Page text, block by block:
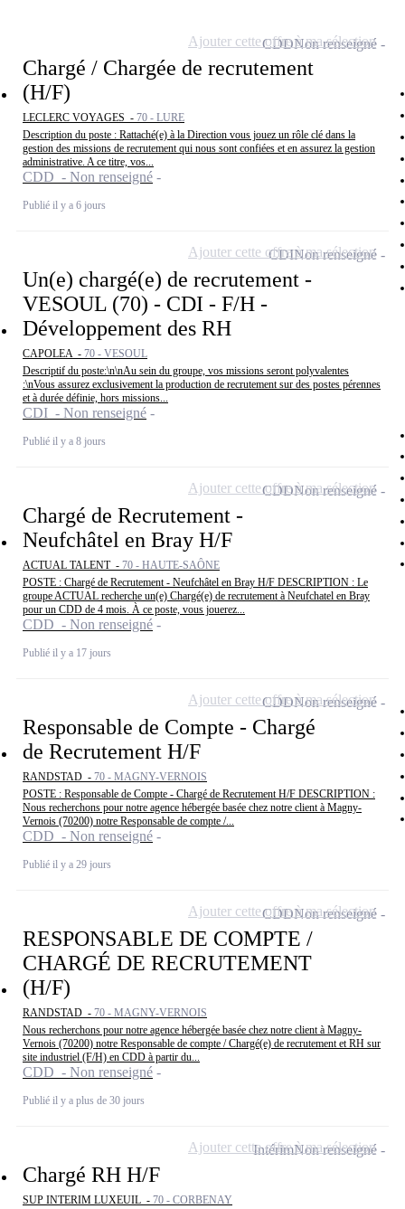
Chargé / Chargée de recrutement
(H/F)
LECLERC VOYAGES - 70 - LURE
Description du poste : Rattaché(e) à la Direction vous jouez un rôle clé dans la
gestion des missions de recrutement qui nous sont confiées et en assurez la gestion
administrative. A ce titre, vos...
CDD - Non renseigné
Publié il y a 6 jours
CDDNon renseigné
Ajouter cette offre à ma sélection
Un(e) chargé(e) de recrutement -
VESOUL (70) - CDI - F/H -
Développement des RH
CAPOLEA - 70 - VESOUL
Descriptif du poste:\n\nAu sein du groupe, vos missions seront polyvalentes
:\nVous assurez exclusivement la production de recrutement sur des postes pérennes
et à durée définie, hors missions...
CDI - Non renseigné
Publié il y a 8 jours
CDINon renseigné
Ajouter cette offre à ma sélection
Chargé de Recrutement -
Neufchâtel en Bray H/F
ACTUAL TALENT - 70 - HAUTE-SAÔNE
POSTE : Chargé de Recrutement - Neufchâtel en Bray H/F DESCRIPTION : Le
groupe ACTUAL recherche un(e) Chargé(e) de recrutement à Neufchatel en Bray
pour un CDD de 4 mois. À ce poste, vous jouerez...
CDD - Non renseigné
Publié il y a 17 jours
CDDNon renseigné
Ajouter cette offre à ma sélection
Responsable de Compte - Chargé
de Recrutement H/F
RANDSTAD - 70 - MAGNY-VERNOIS
POSTE : Responsable de Compte - Chargé de Recrutement H/F DESCRIPTION :
Nous recherchons pour notre agence hébergée basée chez notre client à Magny-
Vernois (70200) notre Responsable de compte /...
CDD - Non renseigné
Publié il y a 29 jours
CDDNon renseigné
Ajouter cette offre à ma sélection
RESPONSABLE DE COMPTE /
CHARGÉ DE RECRUTEMENT
(H/F)
RANDSTAD - 70 - MAGNY-VERNOIS
Nous recherchons pour notre agence hébergée basée chez notre client à Magny-
Vernois (70200) notre Responsable de compte / Chargé(e) de recrutement et RH sur
site industriel (F/H) en CDD à partir du...
CDD - Non renseigné
Publié il y a plus de 30 jours
CDDNon renseigné
Ajouter cette offre à ma sélection
Chargé RH H/F
SUP INTERIM LUXEUIL - 70 - CORBENAY
IntérimNon renseigné
Ajouter cette offre à ma sélection